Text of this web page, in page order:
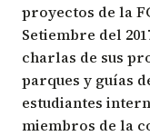
proyectos de la
Setiembre del
charlas de sus
parques y guías
estudiantes
miembros de la